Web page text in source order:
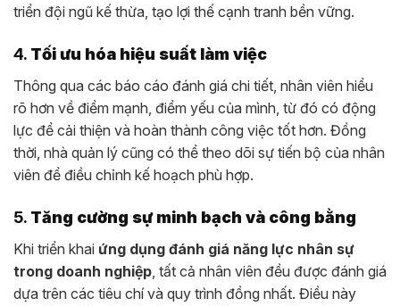
triển đội ngũ kế thừa, tạo lợi thế cạnh tranh bền vững.
4. Tối ưu hóa hiệu suất làm việc
Thông qua các báo cáo đánh giá chi tiết, nhân viên hiểu
rõ hơn về điểm mạnh, điểm yếu của mình, từ đó có động
lực để cải thiện và hoàn thành công việc tốt hơn. Đồng
thời, nhà quản lý cũng có thể theo dõi sự tiến bộ của nhân
viên để điều chỉnh kế hoạch phù hợp.
5. Tăng cường sự minh bạch và công bằng
Khi triển khai ứng dụng đánh giá năng lực nhân sự
trong doanh nghiệp, tất cả nhân viên đều được đánh giá
dựa trên các tiêu chí và quy trình đồng nhất. Điều này